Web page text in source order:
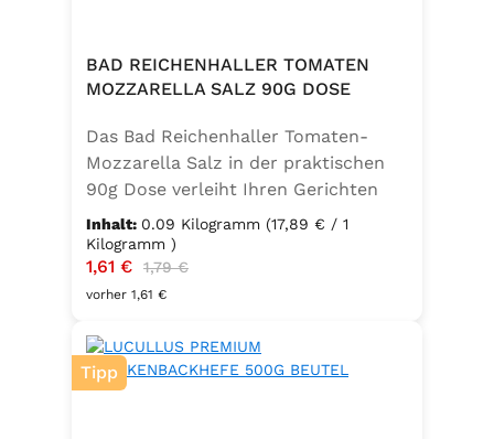
BAD REICHENHALLER TOMATEN
MOZZARELLA SALZ 90G DOSE
Das Bad Reichenhaller Tomaten-
Mozzarella Salz in der praktischen
90g Dose verleiht Ihren Gerichten
eine mediterrane Note. Ideal für
Caprese, Salate, Pasta und viele
weitere Speisen. Ohne
Geschmacksverstärker, vegan und
in bester Qualität. in der praktischen
90g Dose verleiht Ihren Gerichten
Inhalt: 0.09 Kilogramm (17,89 € / 1
Kilogramm )
Verkaufspreis:
1,61 € Regulärer Preis:
1,79 €
vorher 1,61 €
Tipp